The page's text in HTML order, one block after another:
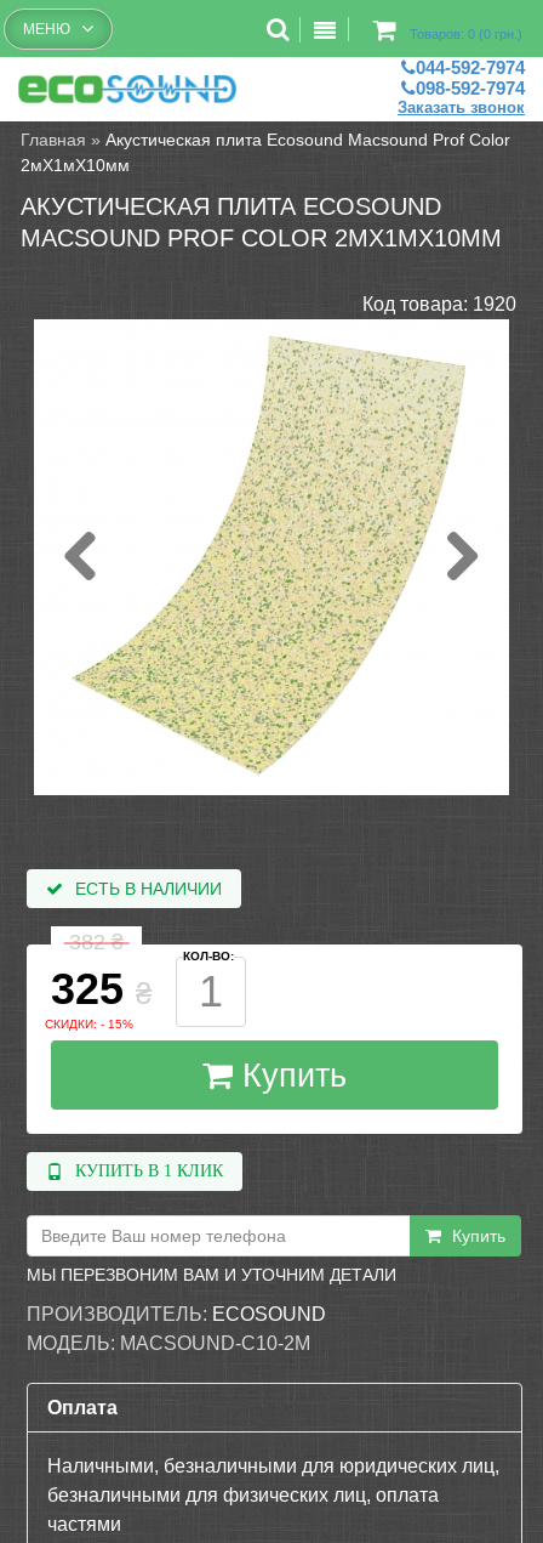
Бесплатный рассчет помещений
Товаров: 0 (0 грн.)
МЕНЮ
044-592-7974
098-592-7974
Заказать звонок
Главная »Акустическая плита Ecosound Macsound Prof Color
2мХ1мХ10мм
АКУСТИЧЕСКАЯ ПЛИТА ECOSOUND
MACSOUND PROF COLOR 2МХ1МХ10ММ
Код товара: 1920
ЕСТЬ В НАЛИЧИИ
382₴
325 ₴
СКИДКИ: - 15%
КОЛ-ВО:
Купить
КУПИТЬ В 1 КЛИК
Купить
МЫ ПЕРЕЗВОНИМ ВАМ И УТОЧНИМ ДЕТАЛИ
ПРОИЗВОДИТЕЛЬ: ECOSOUND
МОДЕЛЬ: MACSOUND-C10-2M
Оплата
Наличными, безналичными для юридических лиц,
безналичными для физических лиц, оплата
частями